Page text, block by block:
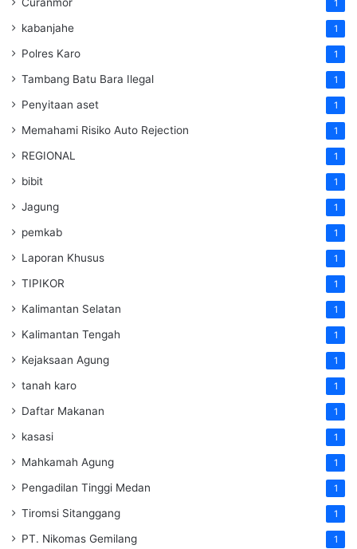
1
kabanjahe 1
Polres Karo 1
Tambang Batu Bara Ilegal 1
Penyitaan aset 1
Memahami Risiko Auto Rejection 1
REGIONAL 1
bibit 1
Jagung 1
pemkab 1
Laporan Khusus 1
TIPIKOR 1
Kalimantan Selatan 1
Kalimantan Tengah 1
Kejaksaan Agung 1
tanah karo 1
Daftar Makanan 1
kasasi 1
Mahkamah Agung 1
Pengadilan Tinggi Medan 1
Tiromsi Sitanggang 1
PT. Nikomas Gemilang 1